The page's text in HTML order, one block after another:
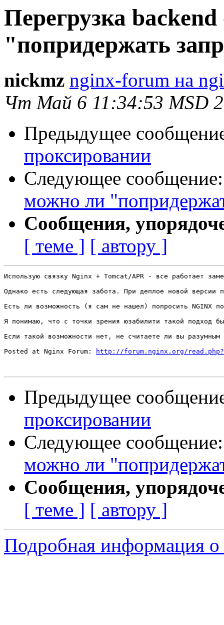
Перегрузка
"попридержать
nickmz nginx-forum на
Чт Май 6 11:34:53 MSD
Предыдущее
проксировании
Следующее
можно ли
Сообщения,
[ теме ] [ автору ]
Использую связку Nginx + Tomcat/APR - все работает
Однако есть следующая забота. При деплое новой версии
Есть ли возможность (я сам не нашел) попросить NGINX
Я понимаю, что с точки зрения юзабилити такой подход
Если такой возможности нет, не считаете ли вы разумным
Posted at Nginx Forum:
http://forum.nginx.org/
Предыдущее
проксировании
Следующее
можно ли
Сообщения,
[ теме ] [ автору ]
Подробная информация